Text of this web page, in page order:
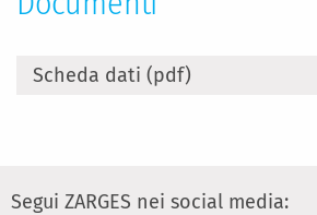
Scheda dati (pdf)
Segui ZARGES nei social media: